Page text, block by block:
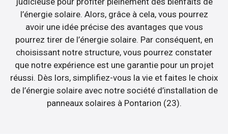
l’énergie solaire. Alors, grâce à cela, vous pourrez
avoir une idée précise des avantages que vous
pourrez tirer de l’énergie solaire. Par conséquent, en
choisissant notre structure, vous pourrez constater
que notre expérience est une garantie pour un projet
réussi. Dès lors, simplifiez-vous la vie et faites le choix
de l’énergie solaire avec notre société d’installation de
panneaux solaires à Pontarion (23).